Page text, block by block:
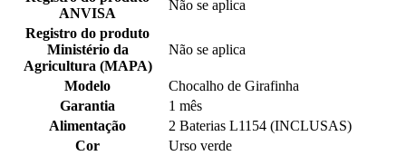
ANVISA
Não se aplica
Registro do produto
Ministério da
Agricultura (MAPA)
Não se aplica
Modelo
Chocalho de Girafinha
Garantia
1 mês
Alimentação
2 Baterias L1154 (INCLUSAS)
Cor
Urso verde